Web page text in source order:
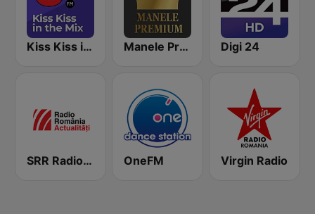
Kiss Kiss in the Mix Radio Manele Premium Digi 24
SRR Radio România Actualităţi OneFM Virgin Radio